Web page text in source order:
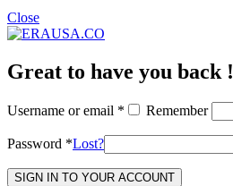
Close
Great to have you back !
Username or email * Remember
Password *Lost?
SIGN IN TO YOUR ACCOUNT